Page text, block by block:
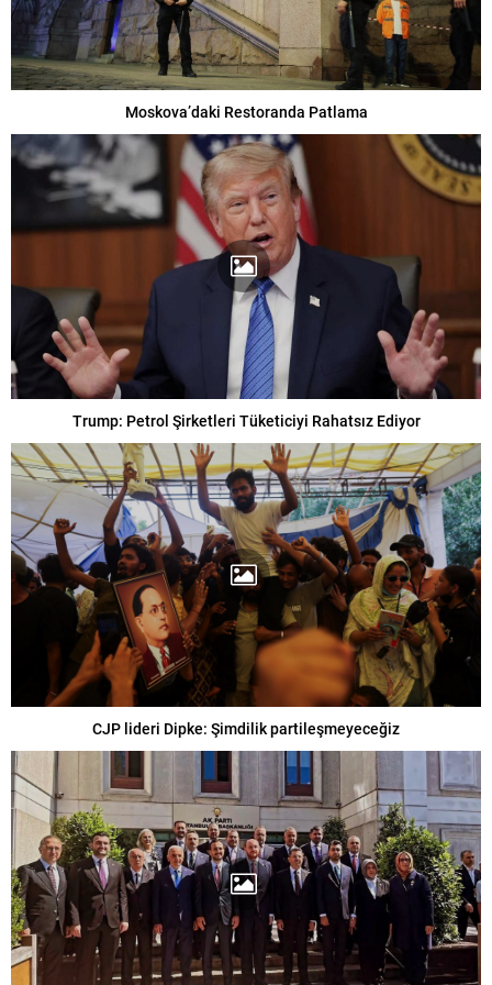
Moskova’daki Restoranda Patlama
Trump: Petrol Şirketleri Tüketiciyi Rahatsız Ediyor
CJP lideri Dipke: Şimdilik partileşmeyeceğiz